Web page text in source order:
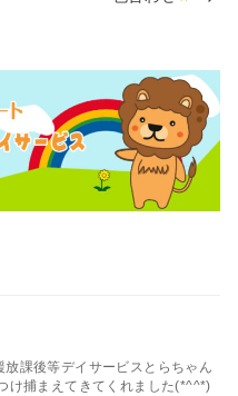
課後等デイサービスとらちゃん
け捕まえてきてくれました(*^^*)